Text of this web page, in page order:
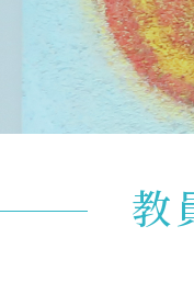
教